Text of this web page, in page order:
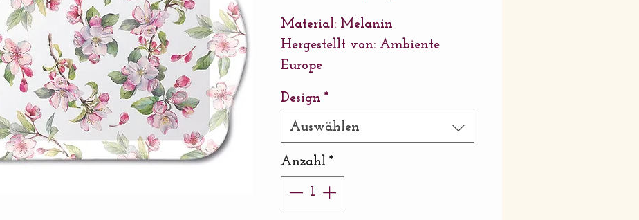
Material: Melanin
Hergestellt von: Ambiente
Europe
Design *
Auswählen
Anzahl *